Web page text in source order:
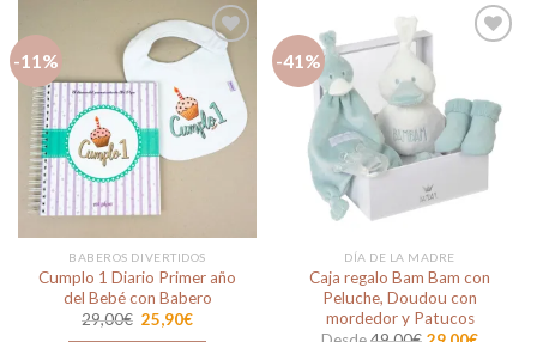
-11%
Añadir
a la
lista de
deseos
BABEROS DIVERTIDOS
Cumplo 1 Diario Primer año
del Bebé con Babero
29,00€ El
precio
25,90€El
-41%
Añadir
a la
lista de
deseos
DÍA DE LA MADRE
Caja regalo Bam Bam con
Peluche, Doudou con
mordedor y Patucos